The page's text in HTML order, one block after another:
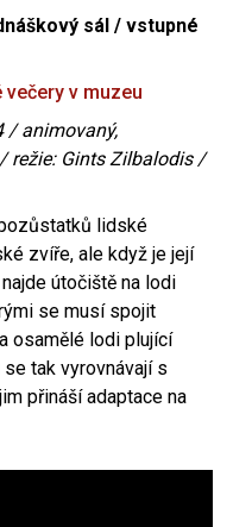
sál / vstupné
večery v muzeu
/ animovaný,
režie: Gints Zilbalodis /
lidské
zvíře, ale když je její
útočiště na lodi
se musí spojit
osamělé lodi plující
tak vyrovnávají s
přináší adaptace na